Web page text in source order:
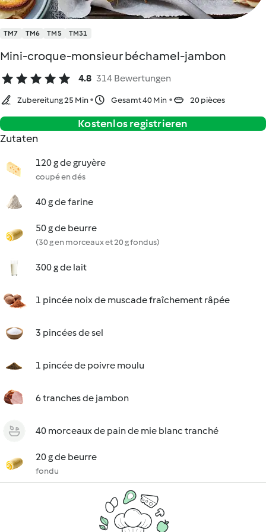
TM7 TM6 TM5 TM31
Mini-croque-monsieur béchamel-jambon
4.8 314 Bewertungen
Zubereitung 25 Min Gesamt 40 Min 20 pièces
Kostenlos registrieren
Zutaten
120 g de gruyère
coupé en dés
40 g de farine
50 g de beurre
(30 g en morceaux et 20 g fondus)
300 g de lait
1 pincée noix de muscade fraîchement râpée
3 pincées de sel
1 pincée de poivre moulu
6 tranches de jambon
40 morceaux de pain de mie blanc tranché
20 g de beurre
fondu